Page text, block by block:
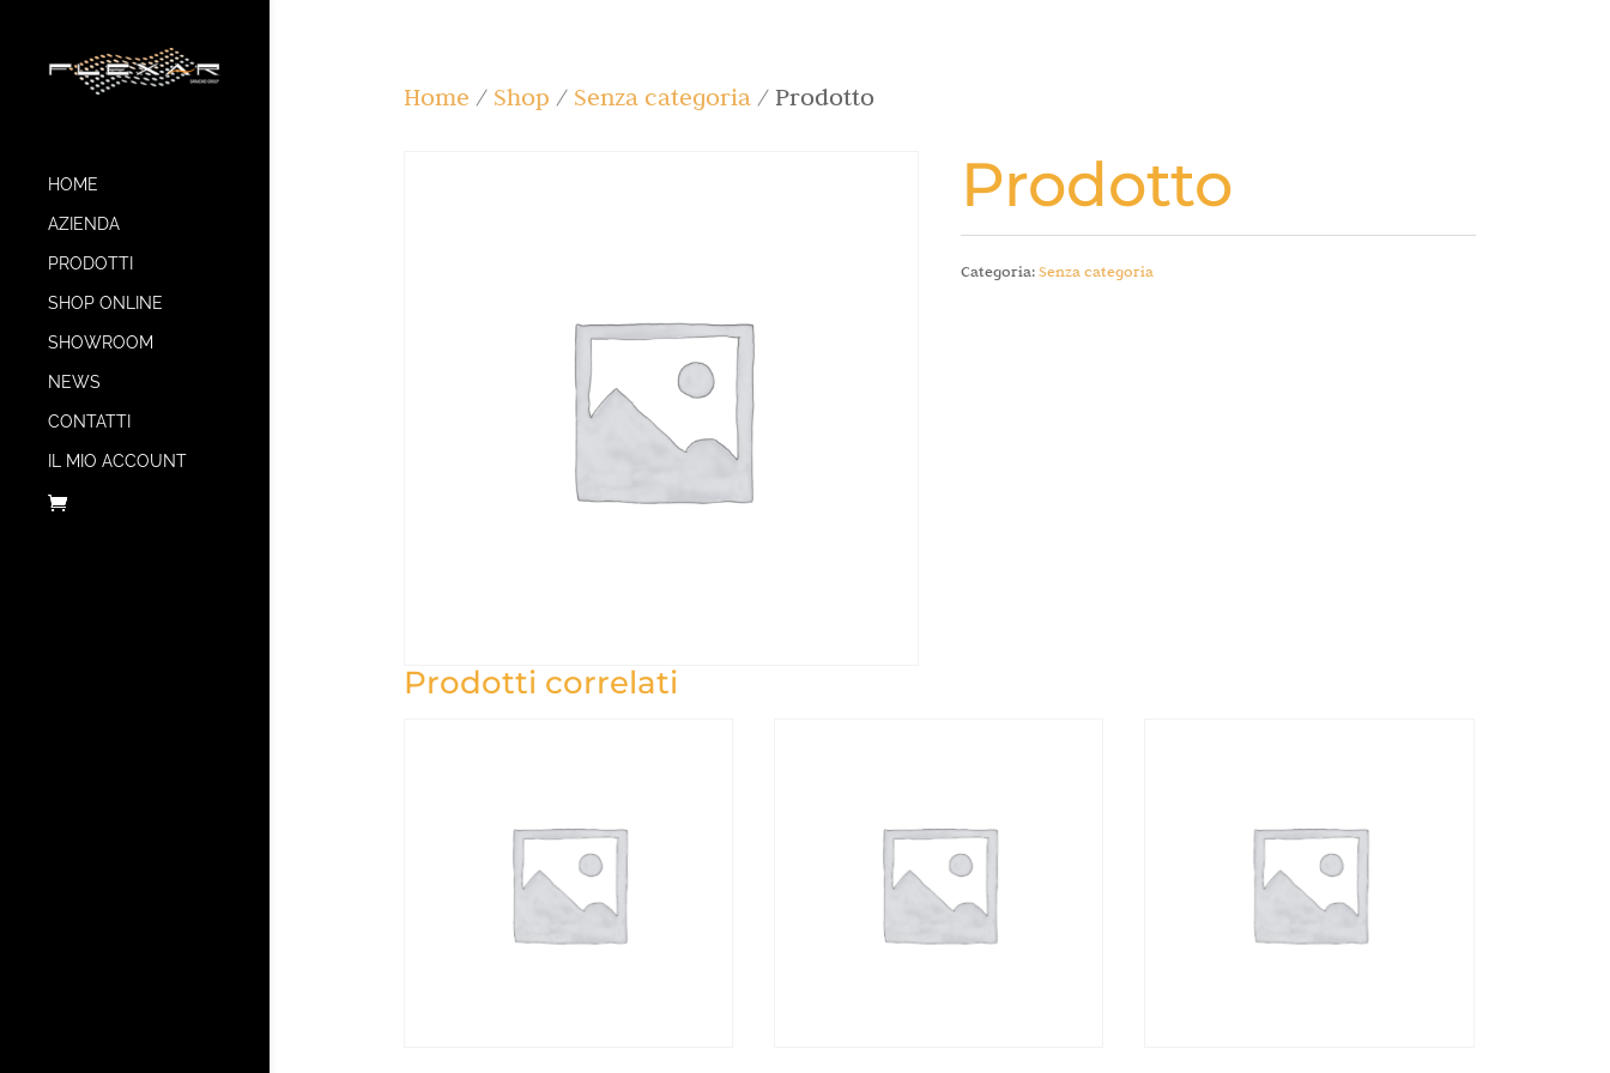
HOME
AZIENDA
PRODOTTI
SHOP ONLINE
SHOWROOM
NEWS
CONTATTI
IL MIO ACCOUNT
Home / Shop / Senza categoria/ Prodotto
Prodotto
Categoria:Senza categoria
Prodotti correlati